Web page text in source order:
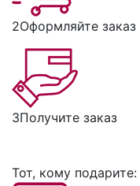
2Оформляйте заказ
3Получите заказ
Тот, кому подарите: